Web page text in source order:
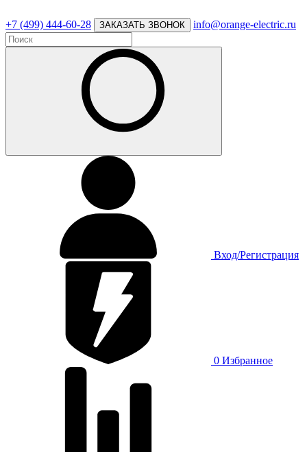
+7 (499) 444-60-28 ЗАКАЗАТЬ ЗВОНОК info@orange-electric.ru
Вход/Регистрация
0 Избранное